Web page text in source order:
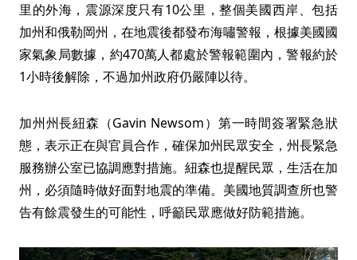
里的外海，震源深度只有10公里，整個美國西岸、包括
加州和俄勒岡州，在地震後都發布海嘯警報，根據美國國
家氣象局數據，約470萬人都處於警報範圍內，警報約於
1小時後解除，不過加州政府仍嚴陣以待。
加州州長紐森（Gavin Newsom）第一時間簽署緊急狀
態，表示正在與官員合作，確保加州民眾安全，州長緊急
服務辦公室已協調應對措施。紐森也提醒民眾，生活在加
州，必須隨時做好面對地震的準備。美國地質調查所也警
告有餘震發生的可能性，呼籲民眾應做好防範措施。